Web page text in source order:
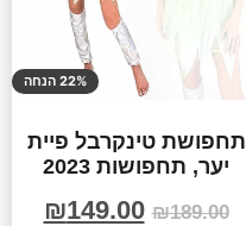
22% הנחה
תחפושת טינקרבל פיית
יער, תחפושות 2023
₪189.00
₪149.00